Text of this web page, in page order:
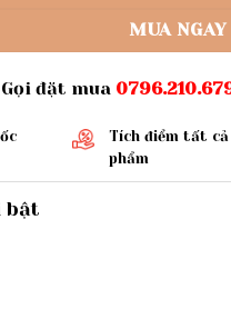
MUA NGAY
Gọi đặt mua
Tích điểm tất cả
phẩm
bật